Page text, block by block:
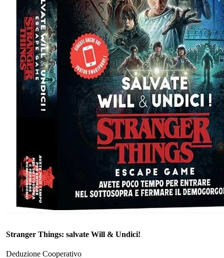
Stranger Things: salvate Will & Undici!
Deduzione Cooperativo